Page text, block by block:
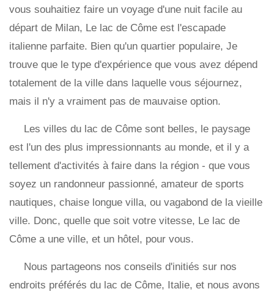
vous souhaitiez faire un voyage d'une nuit facile au
départ de Milan, Le lac de Côme est l'escapade
italienne parfaite. Bien qu'un quartier populaire, Je
trouve que le type d'expérience que vous avez dépend
totalement de la ville dans laquelle vous séjournez,
mais il n'y a vraiment pas de mauvaise option.
Les villes du lac de Côme sont belles, le paysage
est l'un des plus impressionnants au monde, et il y a
tellement d'activités à faire dans la région - que vous
soyez un randonneur passionné, amateur de sports
nautiques, chaise longue villa, ou vagabond de la vieille
ville. Donc, quelle que soit votre vitesse, Le lac de
Côme a une ville, et un hôtel, pour vous.
Nous partageons nos conseils d'initiés sur nos
endroits préférés du lac de Côme, Italie, et nous avons